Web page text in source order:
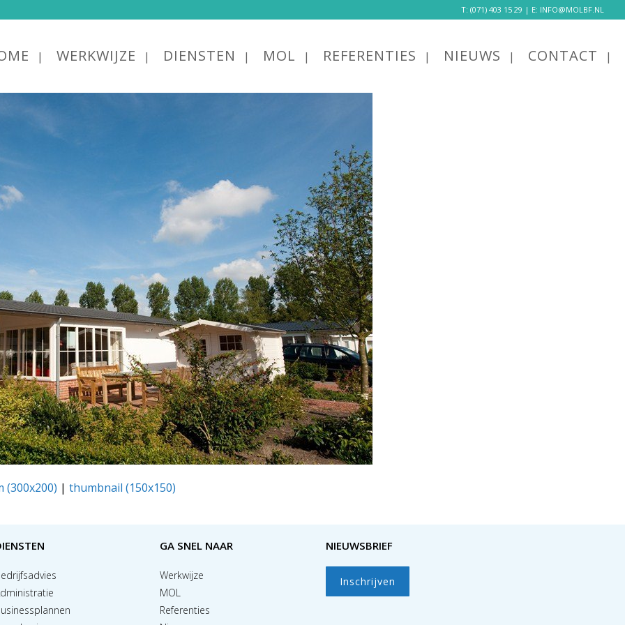
T: (071) 403 15 29 | E: INFO@MOLBF.NL
WERKWIJZE DIENSTEN MOL REFERENTIES NIEUWS CONTACT
(300x200) | thumbnail (150x150)
GA SNEL NAAR
Werkwijze
MOL
Referenties
NIEUWSBRIEF
Inschrijven